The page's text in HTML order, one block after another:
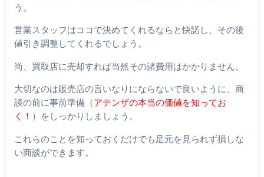
う。
営業スタッフはココで決めてくれるならと快諾し、その後
値引き調整してくれるでしょう。
尚、買取店に売却すれば当然その諸費用はかかりません。
大切なのは販売店の言いなりにならないで良いように、商
談の前に事前準備（アテンザの本当の価値を知ってお
く！ ）をしっかりしましょう。
これらのことを知っておくだけでも足元を見られず損しな
い商談ができます。